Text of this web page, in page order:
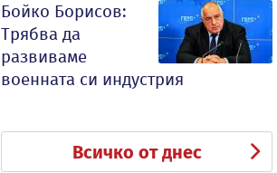
Бойко Борисов:
Трябва да
развиваме
военната си индустрия
Всичко от днес